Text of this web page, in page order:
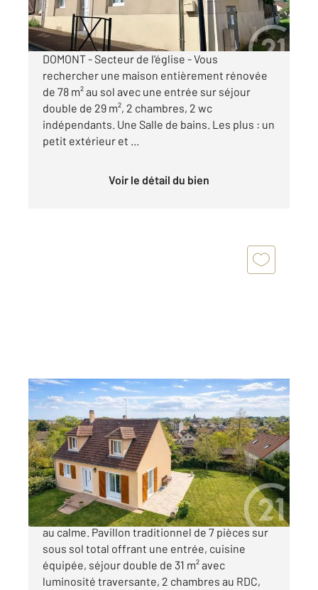
Visiter le site dédié
DOMONT - Secteur de l'église - Vous
rechercher une maison entièrement rénovée
de 78 m² au sol avec une entrée sur séjour
double de 29 m², 2 chambres, 2 wc
indépendants. Une Salle de bains. Les plus : un
petit extérieur et ...
Voir le détail du bien
DOMONT 95
122 m
, 7 pièces
Ref : 20223
Maison à vendre
447 000 €
Quartier pavillonnaire dans le Haut de Domont
au calme. Pavillon traditionnel de 7 pièces sur
sous sol total offrant une entrée, cuisine
équipée, séjour double de 31 m² avec
luminosité traversante, 2 chambres au RDC,